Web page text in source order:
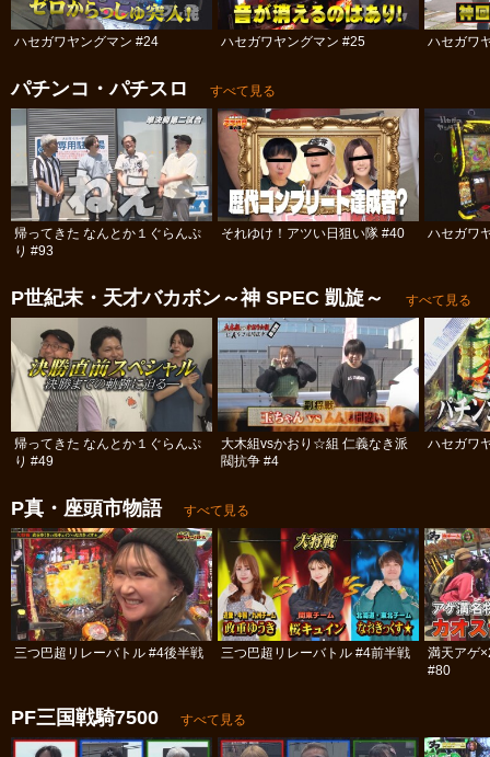
ハセガワヤングマン #24 ハセガワヤングマン #25 ハセガワ
パチンコ・パチスロ すべて見る
帰ってきた なんとか１ぐらんぷ
り #93
それゆけ！アツい日狙い隊 #40 ハセガワ
P世紀末・天才バカボン～神 SPEC 凱旋～ すべて見る
帰ってきた なんとか１ぐらんぷ
り #49
大木組vsかおり☆組 仁義なき派
閥抗争 #4
ハセガワ
P真・座頭市物語 すべて見る
三つ巴超リレーバトル #4後半戦 三つ巴超リレーバトル #4前半戦
満天アゲ
#80
PF三国戦騎7500 すべて見る